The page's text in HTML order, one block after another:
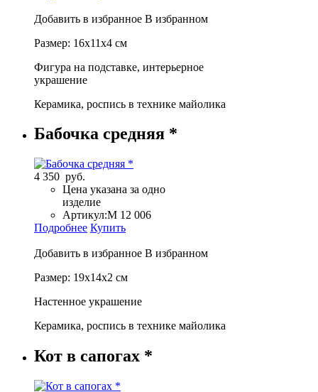
Добавить в избранное В избранном
Размер: 16х11х4 см
Фигура на подставке, интерьерное
украшение
Керамика, роспись в технике майолика
Бабочка средняя *
4 350 руб.
Цена указана за одно
изделие
Артикул:М 12 006
Подробнее Купить
Добавить в избранное В избранном
Размер: 19х14х2 см
Настенное украшение
Керамика, роспись в технике майолика
Кот в сапогах *